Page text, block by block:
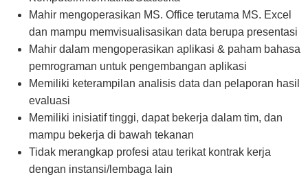
Mahir mengoperasikan MS. Office terutama MS. Excel
dan mampu memvisualisasikan data berupa presentasi
Mahir dalam mengoperasikan aplikasi & paham bahasa
pemrograman untuk pengembangan aplikasi
Memiliki keterampilan analisis data dan pelaporan hasil
evaluasi
Memiliki inisiatif tinggi, dapat bekerja dalam tim, dan
mampu bekerja di bawah tekanan
Tidak merangkap profesi atau terikat kontrak kerja
dengan instansi/lembaga lain